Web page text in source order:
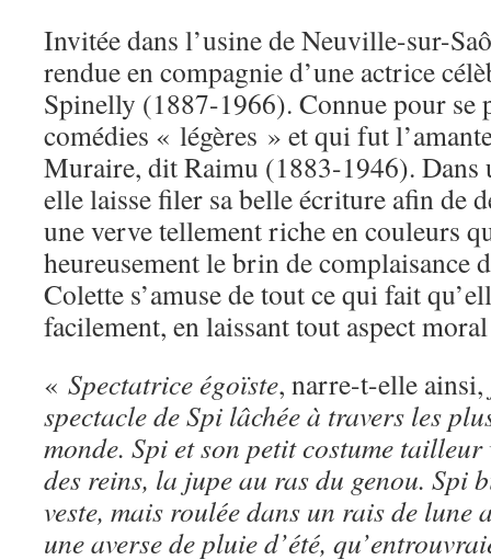
Invitée dans l’usine de Neuville-sur-
rendue en compagnie d’une actrice
Spinelly (1887-1966). Connue pour se
comédies « légères » et qui fut
Muraire, dit Raimu (1883-1946). Dans
elle laisse filer sa belle écriture afin de
une verve tellement riche en couleurs
heureusement le brin de complaisance
Colette s’amuse de tout ce qui fait
facilement, en laissant tout aspect
« Spectatrice égoïste, narre-t-elle ainsi,
spectacle de Spi lâchée à travers les
monde. Spi et son petit costume tailleur
des reins, la jupe au ras du genou. Spi
veste, mais roulée dans un rais de lune
une averse de pluie d’été,